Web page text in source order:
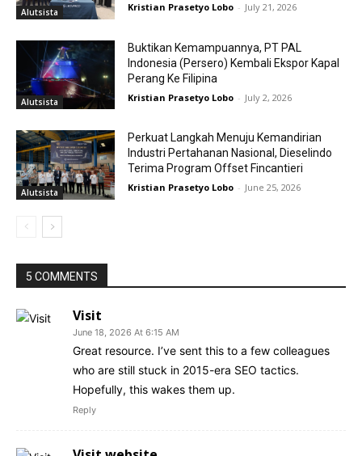
Alutsista Kristian Prasetyo Lobo - July 21, 2026
Alutsista
Buktikan Kemampuannya, PT PAL
Indonesia (Persero) Kembali Ekspor Kapal
Perang Ke Filipina
Kristian Prasetyo Lobo - July 2, 2026
Alutsista
Perkuat Langkah Menuju Kemandirian
Industri Pertahanan Nasional, Dieselindo
Terima Program Offset Fincantieri
Kristian Prasetyo Lobo - June 25, 2026
5 COMMENTS
Visit
June 18, 2026 At 6:15 AM
Great resource. I’ve sent this to a few colleagues
who are still stuck in 2015-era SEO tactics.
Hopefully, this wakes them up.
Reply